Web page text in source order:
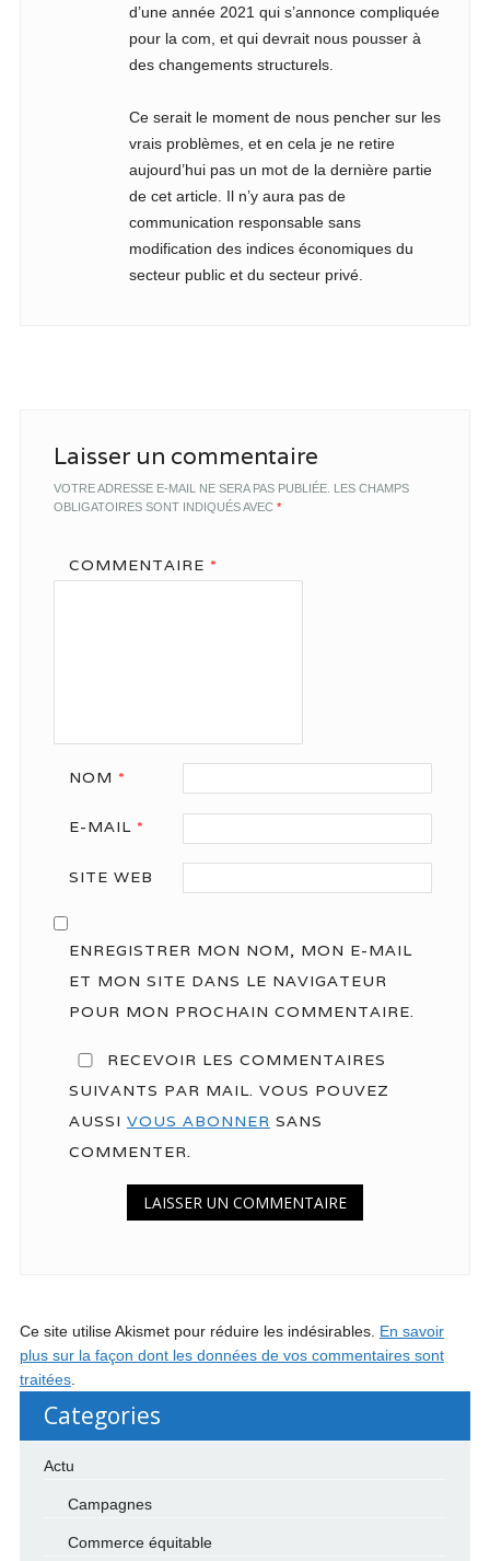
d’une année 2021 qui s’annonce compliquée
pour la com, et qui devrait nous pousser à
des changements structurels.
Ce serait le moment de nous pencher sur les
vrais problèmes, et en cela je ne retire
aujourd’hui pas un mot de la dernière partie
de cet article. Il n’y aura pas de
communication responsable sans
modification des indices économiques du
secteur public et du secteur privé.
Laisser un commentaire
VOTRE ADRESSE E-MAIL NE SERA PAS PUBLIÉE. LES CHAMPS
OBLIGATOIRES SONT INDIQUÉS AVEC *
COMMENTAIRE *
NOM *
E-MAIL *
SITE WEB
ENREGISTRER MON NOM, MON E-MAIL
ET MON SITE DANS LE NAVIGATEUR
POUR MON PROCHAIN COMMENTAIRE.
RECEVOIR LES COMMENTAIRES
SUIVANTS PAR MAIL. VOUS POUVEZ
AUSSI VOUS ABONNER SANS
COMMENTER.
Ce site utilise Akismet pour réduire les indésirables. En savoir
plus sur la façon dont les données de vos commentaires sont
traitées.
Categories
Actu
Campagnes
Commerce équitable